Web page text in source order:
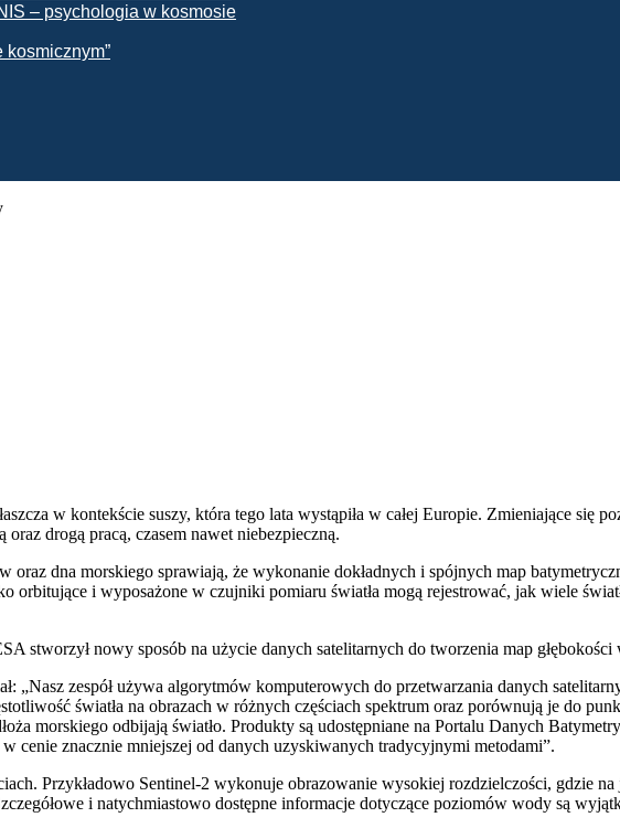
– psychologia w kosmosie
kosmicznym”
w kontekście suszy, która tego lata wystąpiła w całej Europie. Zmieniające się
drogą pracą, czasem nawet niebezpieczną.
dna morskiego sprawiają, że wykonanie dokładnych i spójnych map
orbitujące i wyposażone w czujniki pomiaru światła mogą rejestrować, jak wiele
stworzył nowy sposób na użycie danych satelitarnych do tworzenia map
„Nasz zespół używa algorytmów komputerowych do przetwarzania danych
światła na obrazach w różnych częściach spektrum oraz porównują je do
morskiego odbijają światło. Produkty są udostępniane na Portalu Danych
cenie znacznie mniejszej od danych uzyskiwanych tradycyjnymi metodami”.
Przykładowo Sentinel-2 wykonuje obrazowanie wysokiej rozdzielczości, gdzie
i natychmiastowo dostępne informacje dotyczące poziomów wody są